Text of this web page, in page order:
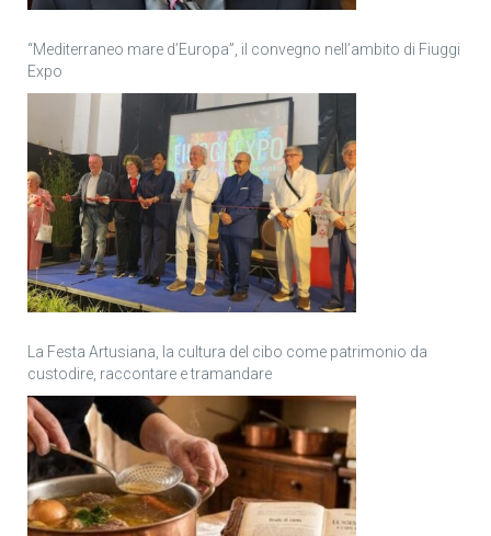
“Mediterraneo mare d’Europa”, il convegno nell’ambito di Fiuggi
Expo
La Festa Artusiana, la cultura del cibo come patrimonio da
custodire, raccontare e tramandare